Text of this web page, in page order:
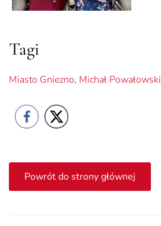
Tagi
Miasto Gniezno, Michał Powałowski
Powrót do strony głównej